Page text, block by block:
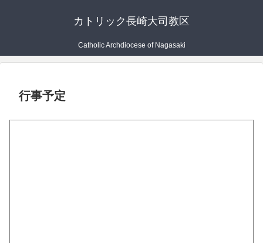
カトリック長崎大司教区
Catholic Archdiocese of Nagasaki
行事予定